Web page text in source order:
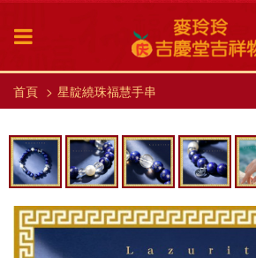
首頁 星靛繞珠福慧手串